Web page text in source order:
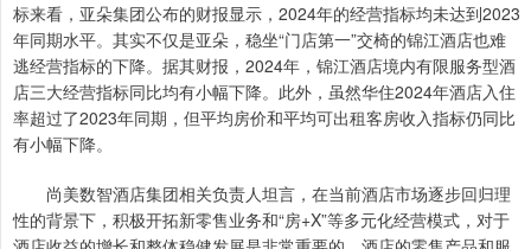
标来看，亚朵集团公布的财报显示，2024年的经营指标均未达到2023
年同期水平。其实不仅是亚朵，稳坐“门店第一”交椅的锦江酒店也难
逃经营指标的下降。据其财报，2024年，锦江酒店境内有限服务型酒
店三大经营指标同比均有小幅下降。此外，虽然华住2024年酒店入住
率超过了2023年同期，但平均房价和平均可出租客房收入指标仍同比
有小幅下降。
尚美数智酒店集团相关负责人坦言，在当前酒店市场逐步回归理
性的背景下，积极开拓新零售业务和“房+X”等多元化经营模式，对于